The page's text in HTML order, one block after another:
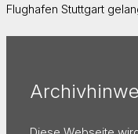
Flughafen Stuttgart